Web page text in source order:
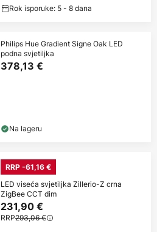
Rok isporuke: 5 - 8 dana
Philips Hue Gradient Signe Oak LED
podna svjetiljka
378,13 €
Na lageru
RRP -61,16 €
LED viseća svjetiljka Zillerio-Z crna
ZigBee CCT dim
231,90 €
RRP293,06 €